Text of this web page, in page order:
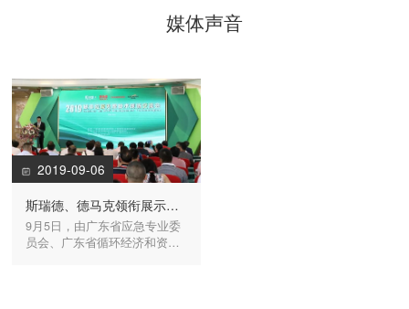
媒体声音
2019-09-06
斯瑞德、德马克领衔展示前沿固废处置技术，助攻废弃物资源化回收
9月5日，由广东省应急专业委
员会、广东省循环经济和资源